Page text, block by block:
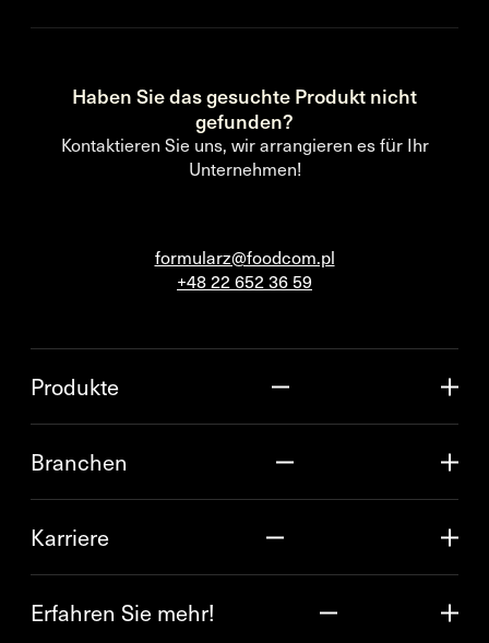
Haben Sie das gesuchte Produkt nicht
gefunden?
Kontaktieren Sie uns, wir arrangieren es für Ihr
Unternehmen!
formularz@foodcom.pl
+48 22 652 36 59
Produkte
Branchen
Karriere
Erfahren Sie mehr!